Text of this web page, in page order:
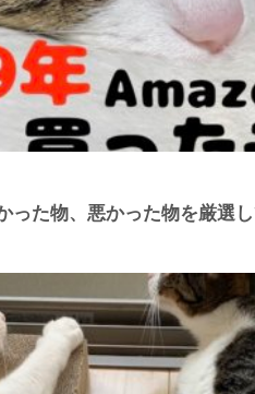
った物、悪かった物を厳選